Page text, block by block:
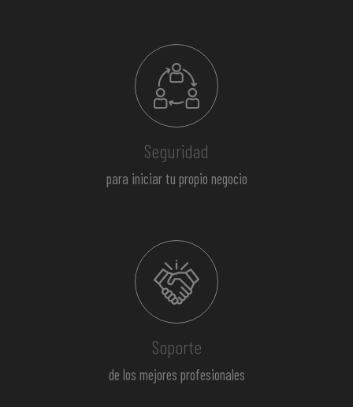
Seguridad
para iniciar tu propio negocio
Soporte
de los mejores profesionales